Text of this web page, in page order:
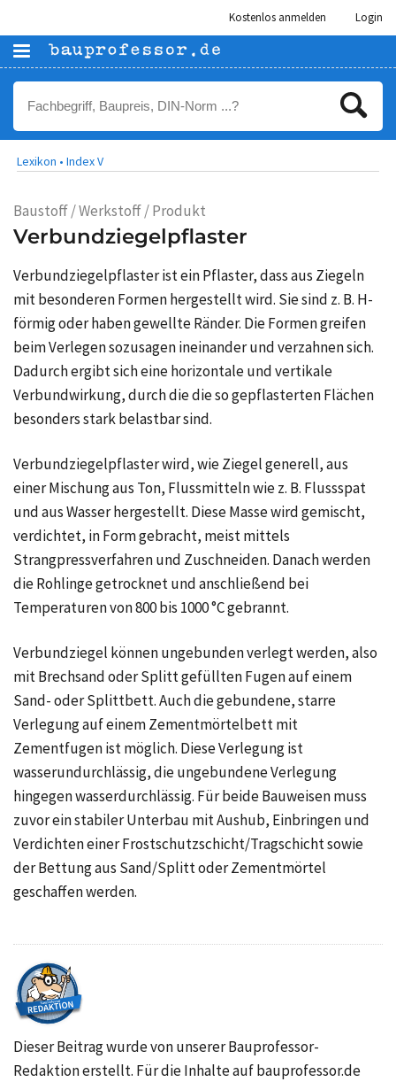
Kostenlos anmelden Login
Lexikon • Index V
Baustoff / Werkstoff / Produkt
Verbundziegelpflaster
Verbundziegelpflaster ist ein Pflaster, dass aus Ziegeln
mit besonderen Formen hergestellt wird. Sie sind z. B. H-
förmig oder haben gewellte Ränder. Die Formen greifen
beim Verlegen sozusagen ineinander und verzahnen sich.
Dadurch ergibt sich eine horizontale und vertikale
Verbundwirkung, durch die die so gepflasterten Flächen
besonders stark belastbar sind.
Verbundziegelpflaster wird, wie Ziegel generell, aus
einer Mischung aus Ton, Flussmitteln wie z. B. Flussspat
und aus Wasser hergestellt. Diese Masse wird gemischt,
verdichtet, in Form gebracht, meist mittels
Strangpressverfahren und Zuschneiden. Danach werden
die Rohlinge getrocknet und anschließend bei
Temperaturen von 800 bis 1000 °C gebrannt.
Verbundziegel können ungebunden verlegt werden, also
mit Brechsand oder Splitt gefüllten Fugen auf einem
Sand- oder Splittbett. Auch die gebundene, starre
Verlegung auf einem Zementmörtelbett mit
Zementfugen ist möglich. Diese Verlegung ist
wasserundurchlässig, die ungebundene Verlegung
hingegen wasserdurchlässig. Für beide Bauweisen muss
zuvor ein stabiler Unterbau mit Aushub, Einbringen und
Verdichten einer Frostschutzschicht/Tragschicht sowie
der Bettung aus Sand/Splitt oder Zementmörtel
geschaffen werden.
Dieser Beitrag wurde von unserer Bauprofessor-
Redaktion erstellt. Für die Inhalte auf bauprofessor.de